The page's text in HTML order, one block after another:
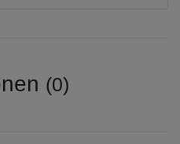
(0)